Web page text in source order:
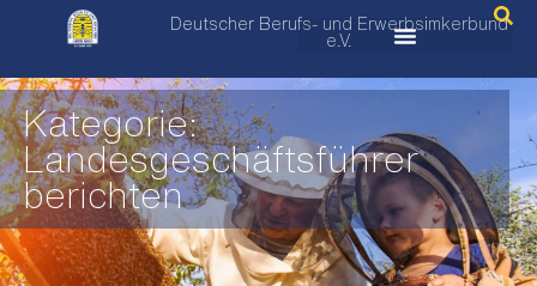
Deutscher Berufs- und Erwerbsimkerbund
e.V.
Kategorie:
Landesgeschäftsführer
berichten